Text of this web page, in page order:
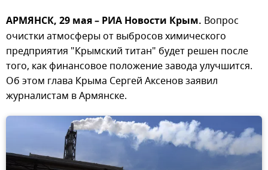
АРМЯНСК, 29 мая – РИА Новости Крым. Вопрос
очистки атмосферы от выбросов химического
предприятия "Крымский титан" будет решен после
того, как финансовое положение завода улучшится.
Об этом глава Крыма Сергей Аксенов заявил
журналистам в Армянске.